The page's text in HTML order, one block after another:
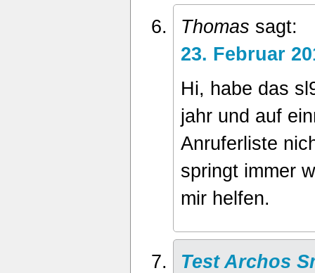
Thomas sagt:
23. Februar
Hi, habe das
jahr und auf
Anruferliste
springt immer
mir helfen.
Test Archos